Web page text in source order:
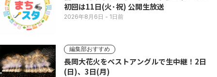
初回は11日(火･祝) 公開生放送
2026年8月6日 - 1日前
編集部おすすめ
長岡大花火をベストアングルで生中継！2日
(日)、3日(月)